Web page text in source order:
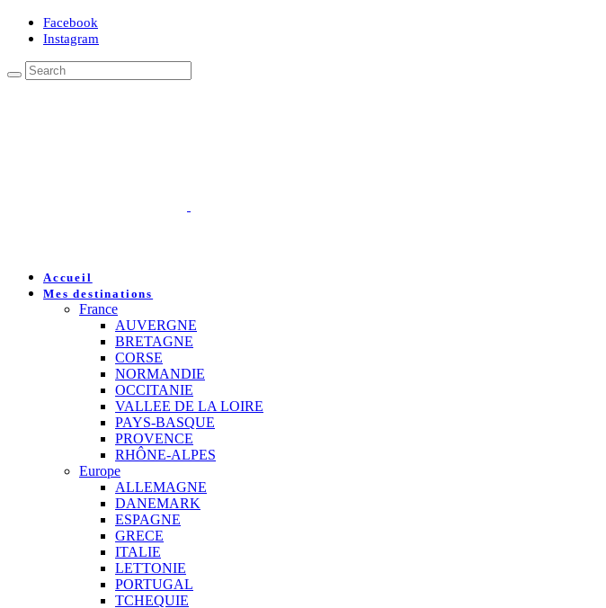
Facebook
Instagram
Accueil
Mes destinations
France
AUVERGNE
BRETAGNE
CORSE
NORMANDIE
OCCITANIE
VALLEE DE LA LOIRE
PAYS-BASQUE
PROVENCE
RHÔNE-ALPES
Europe
ALLEMAGNE
DANEMARK
ESPAGNE
GRECE
ITALIE
LETTONIE
PORTUGAL
TCHEQUIE